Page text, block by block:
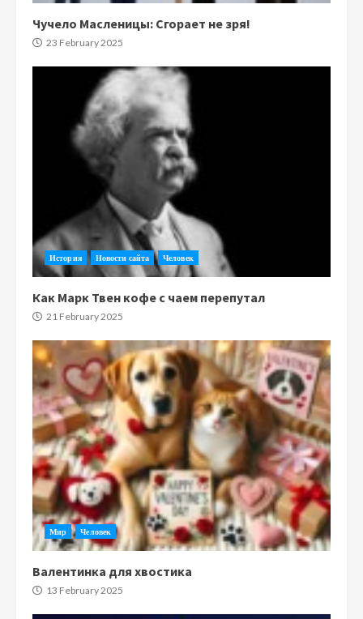
Чучело Масленицы: Сгорает не зря!
23 February 2025
История Новости сайта Человек
Как Марк Твен кофе с чаем перепутал
21 February 2025
Мир Человек
Валентинка для хвостика
13 February 2025